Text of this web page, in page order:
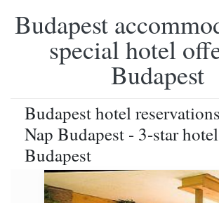
Budapest
special hotel
Budapest
Budapest hotel
Nap Budapest - 3-star
Budapest